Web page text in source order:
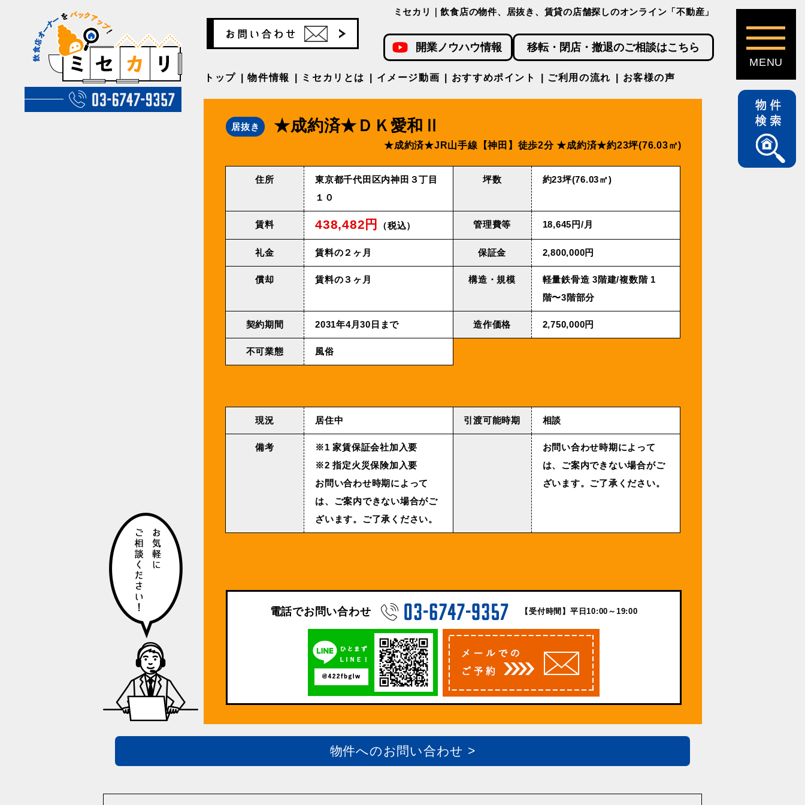
ミセカリ｜飲食店の物件、居抜き、賃貸の店舗探しのオンライン「不動産」
開業ノウハウ情報 移転・閉店・撤退のご相談はこちら
トップ 物件情報 ミセカリとは イメージ動画 おすすめポイント ご利用の流れ お客様の声
居抜き ★成約済★ＤＫ愛和Ⅱ
★成約済★JR⼭⼿線【神⽥】徒歩2分 ★成約済★約23坪(76.03㎡)
住所
東京都千代田区内神田３丁目
１０
坪数 約23坪(76.03㎡)
賃料 438,482円 （税込） 管理費等 18,645円/⽉
礼金 賃料の２ヶ月 保証金 2,800,000円
償却 賃料の３ヶ月 構造・規模
軽量鉄⾻造 3階建/複数階 1
階〜3階部分
契約期間 2031年4⽉30⽇まで 造作価格 2,750,000円
不可業態 風俗
現況 居住中 引渡可能時期 相談
備考
※1 家賃保証会社加入要
※2 指定火災保険加入要
お問い合わせ時期によって
は、ご案内できない場合がご
ざいます。ご了承ください。
お問い合わせ時期によって
は、ご案内できない場合がご
ざいます。ご了承ください。
電話でお問い合わせ 【受付時間】平日10:00～19:00
物件へのお問い合わせ >